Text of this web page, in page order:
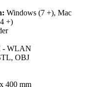
Windows (7 +), Mac
+)
- WLAN
OBJ
400 mm